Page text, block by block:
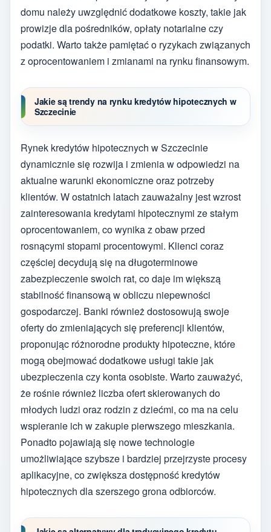
domu należy uwzględnić dodatkowe koszty, takie jak
prowizje dla pośredników, opłaty notarialne czy
podatki. Warto także pamiętać o ryzykach związanych
z oprocentowaniem i zmianami na rynku finansowym.
Jakie są trendy na rynku kredytów hipotecznych w
Szczecinie
Rynek kredytów hipotecznych w Szczecinie
dynamicznie się rozwija i zmienia w odpowiedzi na
aktualne warunki ekonomiczne oraz potrzeby
klientów. W ostatnich latach zauważalny jest wzrost
zainteresowania kredytami hipotecznymi ze stałym
oprocentowaniem, co wynika z obaw przed
rosnącymi stopami procentowymi. Klienci coraz
częściej decydują się na długoterminowe
zabezpieczenie swoich rat, co daje im większą
stabilność finansową w obliczu niepewności
gospodarczej. Banki również dostosowują swoje
oferty do zmieniających się preferencji klientów,
proponując różnorodne produkty hipoteczne, które
mogą obejmować dodatkowe usługi takie jak
ubezpieczenia czy konta osobiste. Warto zauważyć,
że rośnie również liczba ofert skierowanych do
młodych ludzi oraz rodzin z dziećmi, co ma na celu
wspieranie ich w zakupie pierwszego mieszkania.
Ponadto pojawiają się nowe technologie
umożliwiające szybsze i bardziej przejrzyste procesy
aplikacyjne, co zwiększa dostępność kredytów
hipotecznych dla szerszego grona odbiorców.